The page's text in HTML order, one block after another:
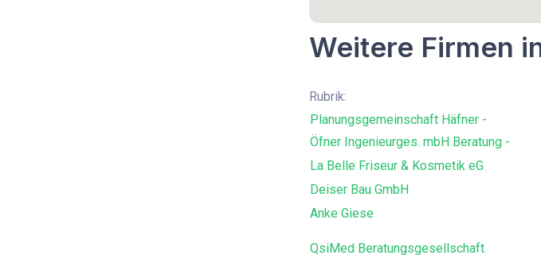
Weitere Firmen
Rubrik:
Planungsgemeinschaft Häfner -
Öfner Ingenieurges. mbH Beratung -
La Belle Friseur & Kosmetik eG
Deiser Bau GmbH
Anke Giese
QsiMed Beratungsgesellschaft